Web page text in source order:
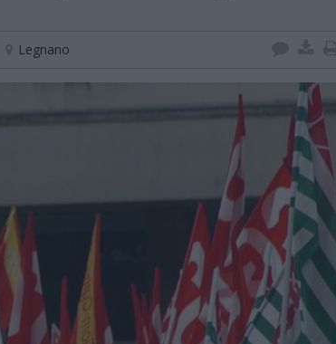
Legnano